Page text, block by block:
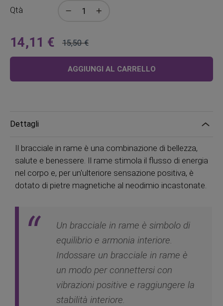
Qtà
A
partire
14,11 €
Prezzo
15,50 €
AGGIUNGI AL CARRELLO
Dettagli
Il bracciale in rame è una combinazione di bellezza,
salute e benessere. Il rame stimola il flusso di energia
nel corpo e, per un'ulteriore sensazione positiva, è
dotato di pietre magnetiche al neodimio incastonate.
Un bracciale in rame è simbolo di
equilibrio e armonia interiore.
Indossare un bracciale in rame è
un modo per connettersi con
vibrazioni positive e raggiungere la
stabilità interiore.